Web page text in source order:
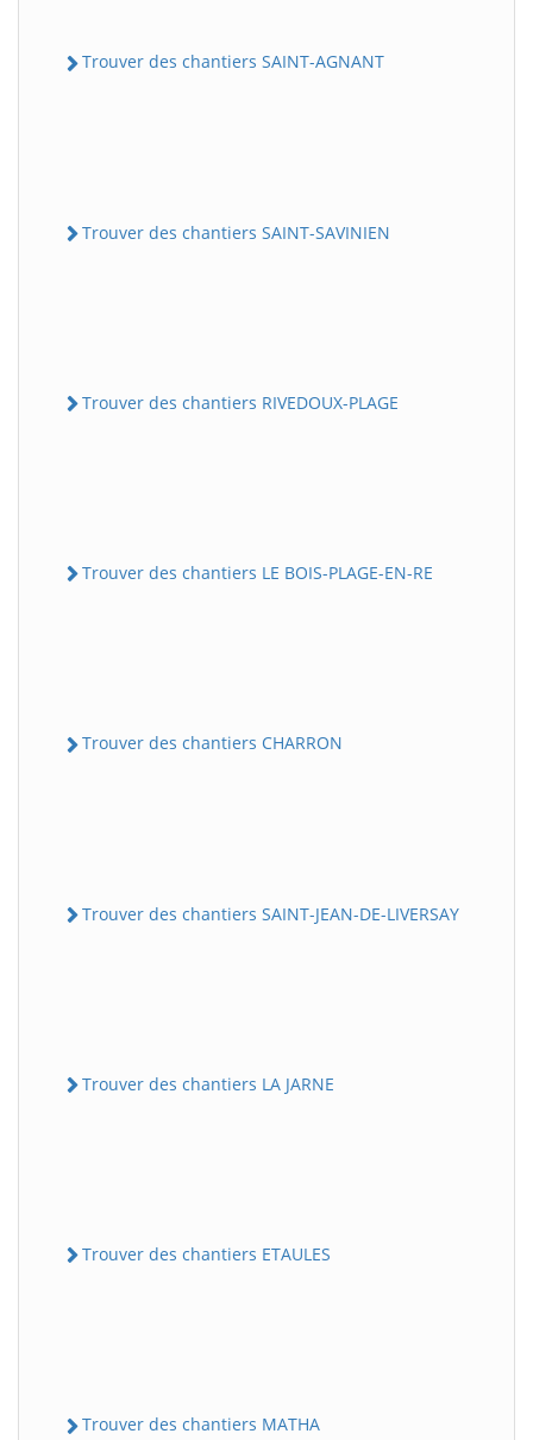
Trouver des chantiers SAINT-AGNANT
Trouver des chantiers SAINT-SAVINIEN
Trouver des chantiers RIVEDOUX-PLAGE
Trouver des chantiers LE BOIS-PLAGE-EN-RE
Trouver des chantiers CHARRON
Trouver des chantiers SAINT-JEAN-DE-LIVERSAY
Trouver des chantiers LA JARNE
Trouver des chantiers ETAULES
Trouver des chantiers MATHA